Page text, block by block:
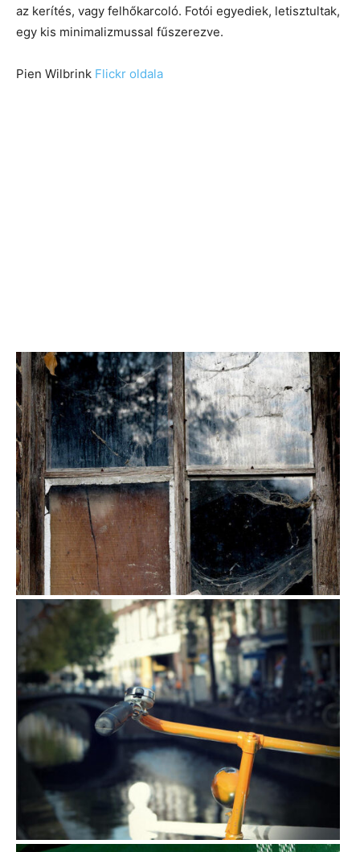
az kerítés, vagy felhőkarcoló. Fotói egyediek, letisztultak,
egy kis minimalizmussal fűszerezve.
Pien Wilbrink Flickr oldala